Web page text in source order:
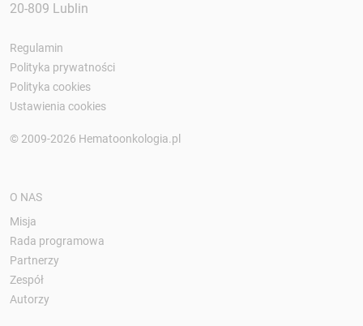
20-809 Lublin
Regulamin
Polityka prywatności
Polityka cookies
Ustawienia cookies
© 2009-2026 Hematoonkologia.pl
O NAS
Misja
Rada programowa
Partnerzy
Zespół
Autorzy